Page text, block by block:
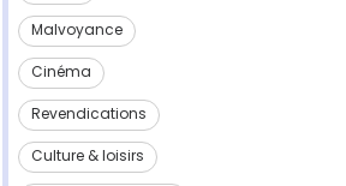
Malvoyance
Cinéma
Revendications
Culture & loisirs